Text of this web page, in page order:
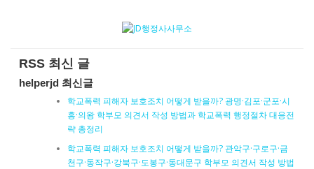
RSS 최신 글
helperjd 최신글
학교폭력 피해자 보호조치 어떻게 받을까? 광명·김포·군포·시
흥·의왕 학부모 의견서 작성 방법과 학교폭력 행정절차 대응전
략 총정리
학교폭력 피해자 보호조치 어떻게 받을까? 관악구·구로구·금
천구·동작구·강북구·도봉구·동대문구 학부모 의견서 작성 방법